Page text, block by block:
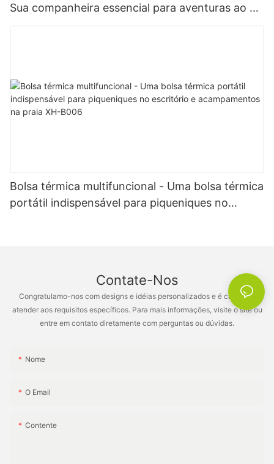
Sua companheira essencial para aventuras ao ar
livre e passeios do dia a dia XH-B008
Bolsa térmica multifuncional - Uma bolsa térmica
portátil indispensável para piqueniques no
Contate-Nos
Congratulamo-nos com designs e idéias personalizados e é capaz de
atender aos requisitos específicos. Para mais informações, visite o site ou
entre em contato diretamente com perguntas ou dúvidas.
Nome
O Email
Contente